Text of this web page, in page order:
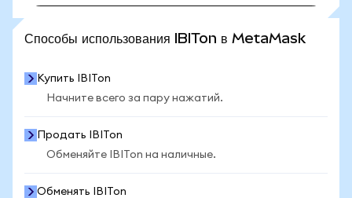
Способы использования IBITon в MetaMask
Купить IBITon
Начните всего за пару нажатий.
Продать IBITon
Обменяйте IBITon на наличные.
Обменять IBITon